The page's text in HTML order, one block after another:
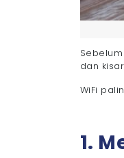
dan
WiFi
1.